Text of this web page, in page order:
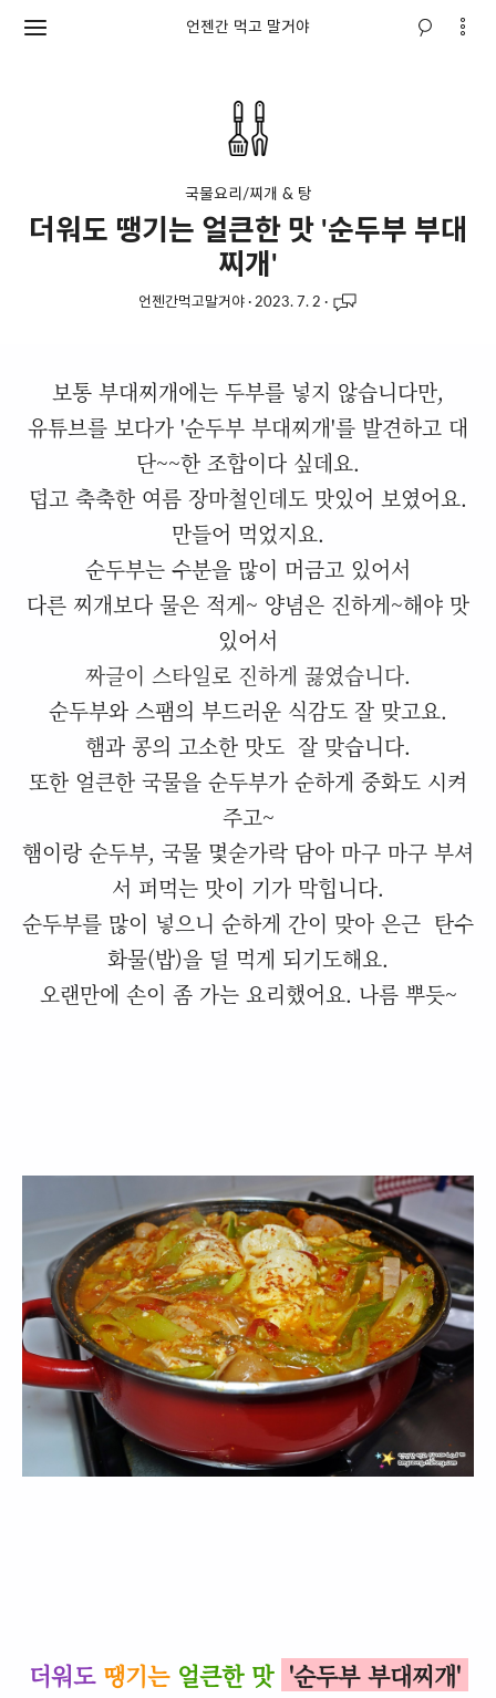
언젠간 먹고 말거야
국물요리/찌개 & 탕
더워도 땡기는 얼큰한 맛 '순두부 부대
찌개'
언젠간먹고말거야· 2023. 7. 2 ·
보통 부대찌개에는 두부를 넣지 않습니다만,
유튜브를 보다가 '순두부 부대찌개'를 발견하고 대
단~~한 조합이다 싶데요.
덥고 축축한 여름 장마철인데도 맛있어 보였어요.
만들어 먹었지요.
순두부는 수분을 많이 머금고 있어서
다른 찌개보다 물은 적게~ 양념은 진하게~해야 맛
있어서
짜글이 스타일로 진하게 끓였습니다.
순두부와 스팸의 부드러운 식감도 잘 맞고요.
햄과 콩의 고소한 맛도 잘 맞습니다.
또한 얼큰한 국물을 순두부가 순하게 중화도 시켜
주고~
햄이랑 순두부, 국물 몇숟가락 담아 마구 마구 부셔
서 퍼먹는 맛이 기가 막힙니다.
순두부를 많이 넣으니 순하게 간이 맞아 은근 탄수
화물(밥)을 덜 먹게 되기도해요.
오랜만에 손이 좀 가는 요리했어요. 나름 뿌듯~
더워도 땡기는 얼큰한 맛 '순두부 부대찌개'